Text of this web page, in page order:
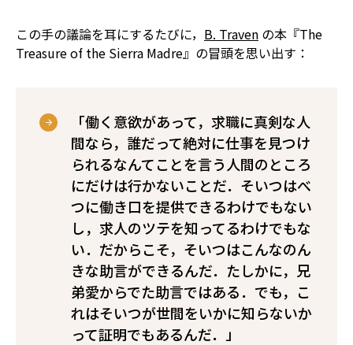
この手の議論を耳にするたびに， B. Traven の本『The
Treasure of the Sierra Madre』の冒頭を思い出す：
「働く意欲があって，求職に真剣な人
間なら，誰だって絶対に仕事を見つけ
られる――なんてことを言う人間のところ
にだけは行かないことだ．そいつはべ
つに働き口を提供できるわけでもない
し，求人のツテを知ってるわけでもな
い．だからこそ，そいつはこんなのん
きな助言ができるんだ．たしかに，兄
弟愛からでた助言ではある．でも，こ
れはそいつが世間をいかに知らないか
って証明でもあるんだ．」